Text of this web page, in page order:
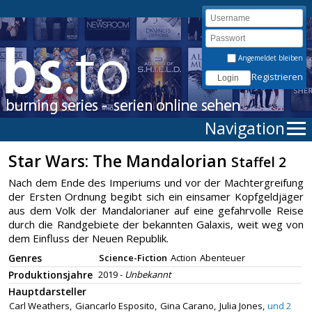
Angemeldet bleiben
Registrieren
Navigation
Star Wars: The Mandalorian Staffel 2
Nach dem Ende des Imperiums und vor der Machtergreifung
der Ersten Ordnung begibt sich ein einsamer Kopfgeldjäger
aus dem Volk der Mandalorianer auf eine gefahrvolle Reise
durch die Randgebiete der bekannten Galaxis, weit weg von
dem Einfluss der Neuen Republik.
Genres Science-Fiction Action Abenteuer
Produktionsjahre 2019 - Unbekannt
Hauptdarsteller
Carl Weathers, Giancarlo Esposito, Gina Carano, Julia Jones, und 2